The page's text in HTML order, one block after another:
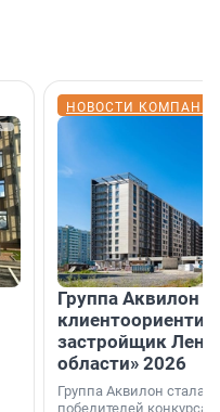
НОВОСТИ
Группа Аквилон
застройщик
области» 2026
Группа Аквилон стала
победителей конкурса